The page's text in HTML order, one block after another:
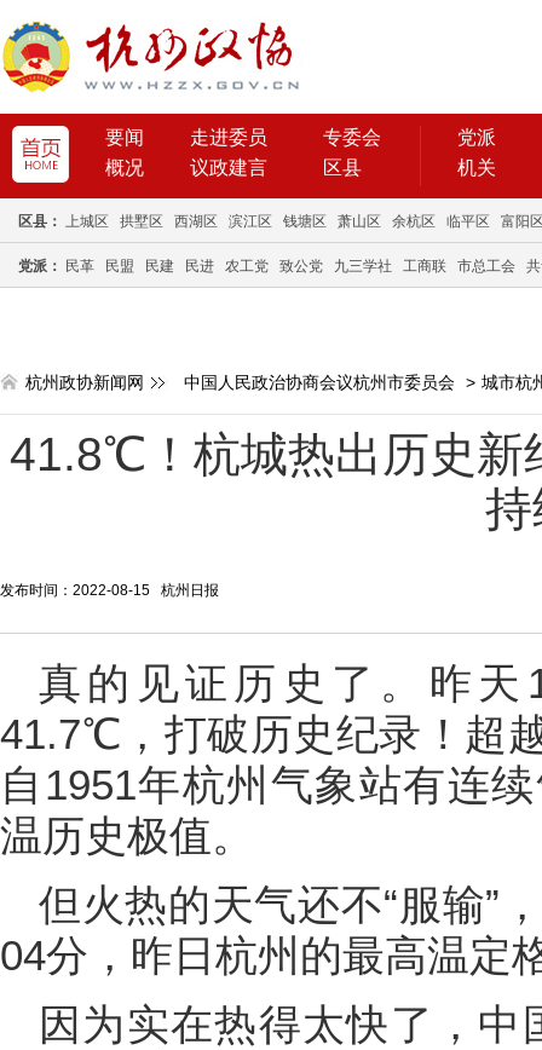
要闻 走进委员
专委会
概况
议政建言 区县
党派
机关
区县： 上城区 拱墅区 西湖区 滨江区 钱塘区 萧山区 余杭区 临平区 富阳
党派： 民革 民盟 民建 民进 农工党 致公党 九三学社 工商联 市总工会
杭州政协新闻网 中国人民政治协商会议杭州市委员会 > 城市杭
41.8℃！杭城热出历史新
发布时间：2022-08-15 杭州日报
真的见证历史了。昨
41.7℃，打破历史纪录！超
自1951年杭州气象站有连
温历史极值。
但火热的天气还不“服输”
04分，昨日杭州的最高温定
因为实在热得太快了，中